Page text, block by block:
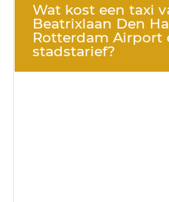
Wat kost een taxi
Beatrixlaan Den
Rotterdam Airport
stadstarief?